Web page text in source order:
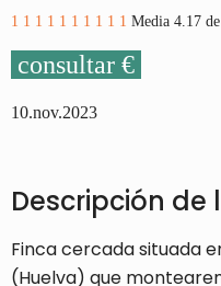
1 1 1 1 1 1 1 1 1 1 Media 4.17
consultar €
10.nov.2023
Descripción de
Finca cercada situada
(Huelva) que